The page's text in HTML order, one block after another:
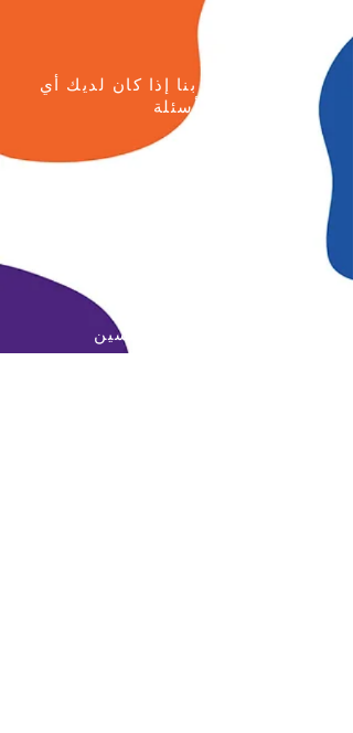
يرجى الاتصال بنا إذا كان لديك أي
أسئلة
عمان - جبل الحسين